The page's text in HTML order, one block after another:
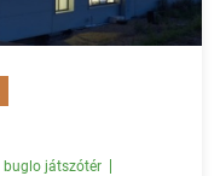
buglo játszótér